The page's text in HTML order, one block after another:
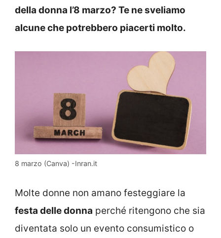
della donna l’8 marzo? Te ne sveliamo
alcune che potrebbero piacerti molto.
8 marzo (Canva) -Inran.it
Molte donne non amano festeggiare la
festa delle donna perché ritengono che sia
diventata solo un evento consumistico o